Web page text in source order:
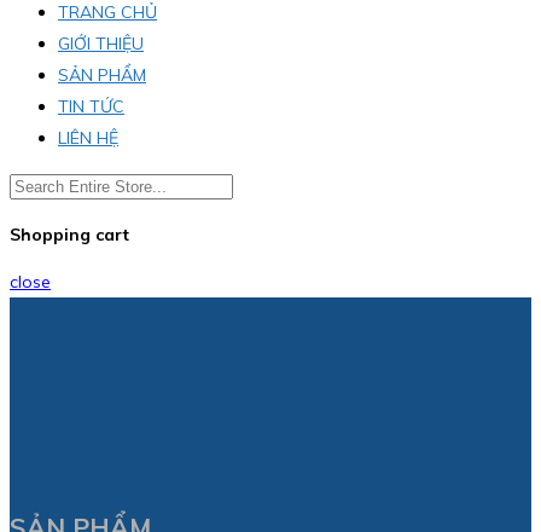
TRANG CHỦ
GIỚI THIỆU
SẢN PHẨM
TIN TỨC
LIÊN HỆ
Shopping cart
close